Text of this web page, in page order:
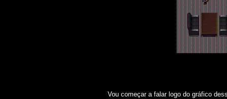
Vou começar a falar logo do gráfico